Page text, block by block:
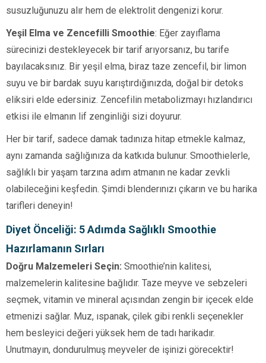
susuzluğunuzu alır hem de elektrolit dengenizi korur.
Yeşil Elma ve Zencefilli Smoothie: Eğer zayıflama
sürecinizi destekleyecek bir tarif arıyorsanız, bu tarife
bayılacaksınız. Bir yeşil elma, biraz taze zencefil, bir limon
suyu ve bir bardak suyu karıştırdığınızda, doğal bir detoks
eliksiri elde edersiniz. Zencefilin metabolizmayı hızlandırıcı
etkisi ile elmanın lif zenginliği sizi doyurur.
Her bir tarif, sadece damak tadınıza hitap etmekle kalmaz,
aynı zamanda sağlığınıza da katkıda bulunur. Smoothielerle,
sağlıklı bir yaşam tarzına adım atmanın ne kadar zevkli
olabileceğini keşfedin. Şimdi blenderınızı çıkarın ve bu harika
tarifleri deneyin!
Diyet Önceliği: 5 Adımda Sağlıklı Smoothie
Hazırlamanın Sırları
Doğru Malzemeleri Seçin: Smoothie’nin kalitesi,
malzemelerin kalitesine bağlıdır. Taze meyve ve sebzeleri
seçmek, vitamin ve mineral açısından zengin bir içecek elde
etmenizi sağlar. Muz, ıspanak, çilek gibi renkli seçenekler
hem besleyici değeri yüksek hem de tadı harikadır.
Unutmayın, dondurulmuş meyveler de işinizi görecektir!